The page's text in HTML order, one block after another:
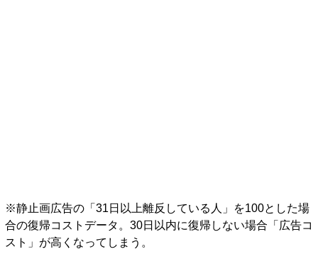
※静止画広告の「31日以上離反している人」を100とした場
合の復帰コストデータ。30日以内に復帰しない場合「広告コ
スト」が高くなってしまう。